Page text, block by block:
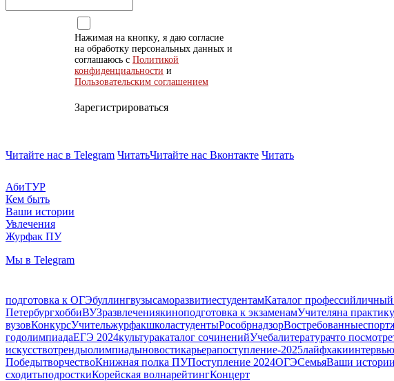
Нажимая на кнопку, я даю согласие
на обработку персональных данных и
соглашаюсь с Политикой
конфиденциальности и
Пользовательским соглашением
Зарегистрироваться
Читайте нас в Telegram ЧитатьЧитайте нас Вконтакте Читать
АбиТУР
Кем быть
Ваши истории
Увлечения
Журфак ПУ
Мы в Telegram
подготовка к ОГЭбуллингвузысаморазвитиестудентамКаталог профессий
ПетербургхоббиВУЗразвлечениякиноподготовка к экзаменамУчителяна
вузовКонкурсУчительжурфакшколастудентыРособрнадзорВостребованныеспорт
годолимпиадаЕГЭ 2024культуракаталог сочиненийУчебалитературачто
искусствотрендыолимпиадыновостикарьерапоступление-2025лайфхакиинтервью
ПобедытворчествоКнижная полка ПУПоступление 2024ОГЭСемьяВаши истории
сходитьподросткиКорейская волнарейтингКонцерт